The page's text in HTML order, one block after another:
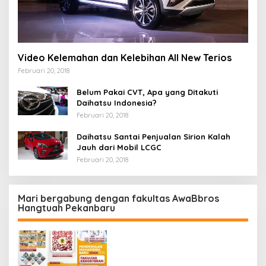
Video Kelemahan dan Kelebihan All New Terios
Februari 20, 2018
Belum Pakai CVT, Apa yang Ditakuti
Daihatsu Indonesia?
Februari 20, 2018
Daihatsu Santai Penjualan Sirion Kalah
Jauh dari Mobil LCGC
Februari 20, 2018
Mari bergabung dengan fakultas AwaBbros
Hangtuah Pekanbaru